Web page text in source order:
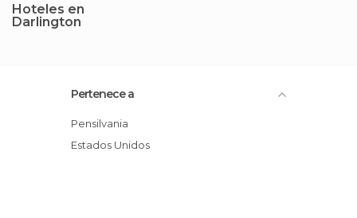
Hoteles en
Darlington
Pertenece a
Pensilvania
Estados Unidos